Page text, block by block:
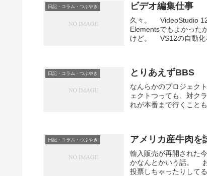
日記・コラム・つぶやき ビデオ編集仕事
久々。 VideoStudio 12
Elementsでもよかった
けど。 VS12の自動化
日記・コラム・つぶやき とりあえずBBS
なんらかのプロジェク
ェクトつっても、対ク
れが本番まで行くこと
日記・コラム・つぶやき アメリカ産牛肉を
輸入販売が再開された
かなんとかいう話。
投票しちゃったりして